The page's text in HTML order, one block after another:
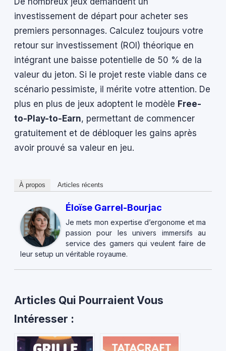
investissement de départ pour acheter ses
premiers personnages. Calculez toujours votre
retour sur investissement (ROI) théorique en
intégrant une baisse potentielle de 50 % de la
valeur du jeton. Si le projet reste viable dans ce
scénario pessimiste, il mérite votre attention. De
plus en plus de jeux adoptent le modèle Free-
to-Play-to-Earn, permettant de commencer
gratuitement et de débloquer les gains après
avoir prouvé sa valeur en jeu.
À propos Articles récents
Éloïse Garrel-Bourjac
Je mets mon expertise d’ergonome et ma
passion pour les univers immersifs au
service des gamers qui veulent faire de
leur setup un véritable royaume.
Articles Qui Pourraient Vous
Intéresser :